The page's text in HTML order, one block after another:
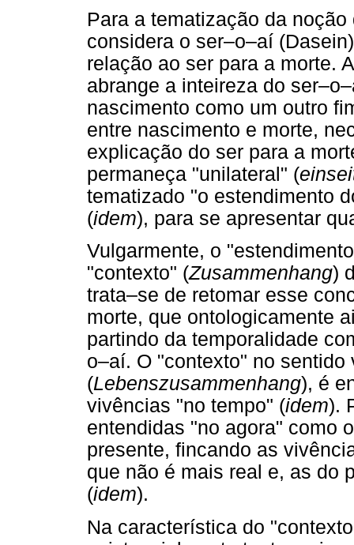
Para a tematização da
considera o ser–o–aí
relação ao ser para a morte.
abrange a inteireza do
nascimento como um outro
entre nascimento e morte,
explicação do ser para a
permaneça "unilateral" (
tematizado "o estendimento
(idem), para se apresentar
Vulgarmente, o
"contexto" (Zusammenhang)
trata–se de retomar esse
morte, que ontologicamente
partindo da temporalidade
o–aí. O "contexto" no
(Lebenszusammenhang), é
vivências "no tempo" (idem).
entendidas "no agora" como
presente, fincando as
que não é mais real e, as do
(idem).
Na característica do